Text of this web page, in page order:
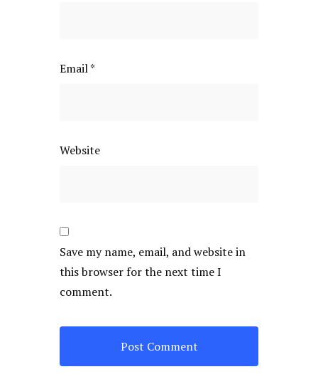
Email*
Website
Save my name, email, and website in
this browser for the next time I
comment.